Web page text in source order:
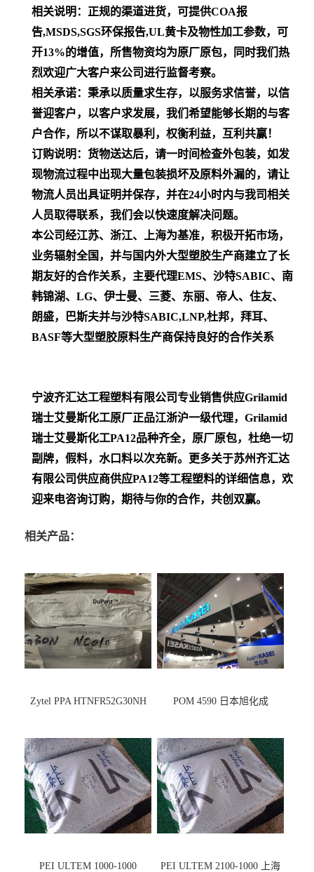
相关说明：正规的渠道进货，可提供COA报
告,MSDS,SGS环保报告,UL黄卡及物性加工参数，可
开13%的增值，所售物资均为原厂原包，同时我们热
烈欢迎广大客户来公司进行监督考察。
相关承诺：秉承以质量求生存，以服务求信誉，以信
誉迎客户，以客户求发展，我们希望能够长期的与客
户合作，所以不谋取暴利，权衡利益，互利共赢！
订购说明：货物送达后，请一时间检查外包装，如发
现物流过程中出现大量包装损坏及原料外漏的，请让
物流人员出具证明并保存，并在24小时内与我司相关
人员取得联系，我们会以快速度解决问题。
本公司经江苏、浙江、上海为基准，积极开拓市场，
业务辐射全国，并与国内外大型塑胶生产商建立了长
期友好的合作关系，主要代理EMS、沙特SABIC、南
韩锦湖、LG、伊士曼、三菱、东丽、帝人、住友、
朗盛，巴斯夫并与沙特SABIC,LNP,杜邦，拜耳、
BASF等大型塑胶原料生产商保持良好的合作关系
宁波齐汇达工程塑料有限公司专业销售供应Grilamid
瑞士艾曼斯化工原厂正品江浙沪一级代理，Grilamid
瑞士艾曼斯化工PA12品种齐全，原厂原包，杜绝一切
副牌，假料，水口料以次充新。更多关于苏州齐汇达
有限公司供应商供应PA12等工程塑料的详细信息，欢
迎来电咨询订购，期待与你的合作，共创双赢。
相关产品：
Zytel PPA HTNFR52G30NH POM 4590 日本旭化成
PEI ULTEM 1000-1000
PEI ULTEM 2100-1000 上海